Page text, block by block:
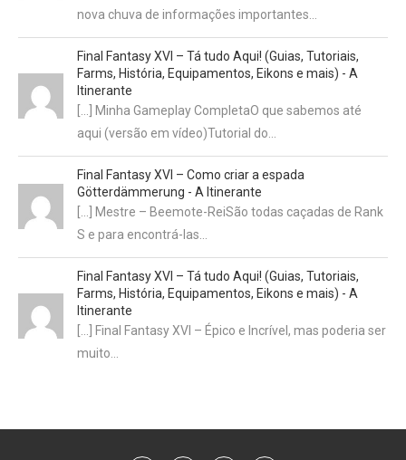
nova chuva de informações importantes…
Final Fantasy XVI – Tá tudo Aqui! (Guias, Tutoriais,
Farms, História, Equipamentos, Eikons e mais) - A
Itinerante
[…] Minha Gameplay CompletaO que sabemos até
aqui (versão em vídeo)Tutorial do…
Final Fantasy XVI – Como criar a espada
Götterdämmerung - A Itinerante
[…] Mestre – Beemote-ReiSão todas caçadas de Rank
S e para encontrá-las…
Final Fantasy XVI – Tá tudo Aqui! (Guias, Tutoriais,
Farms, História, Equipamentos, Eikons e mais) - A
Itinerante
[…] Final Fantasy XVI – Épico e Incrível, mas poderia ser
muito…